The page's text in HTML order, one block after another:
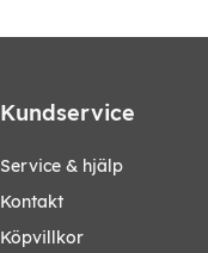
Kundservice
Service & hjälp
Kontakt
Köpvillkor